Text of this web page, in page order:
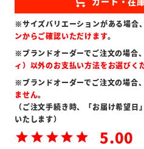
※サイズバリエーションがある場合、
ンからご確認いただけます。
※ブランドオーダーでご注文の場合、
ィ）以外のお支払い方法をお選びく
※ブランドオーダーでご注文の場合、
ません。
（ご注文手続き時、「お届け希望
いたします）
5.00